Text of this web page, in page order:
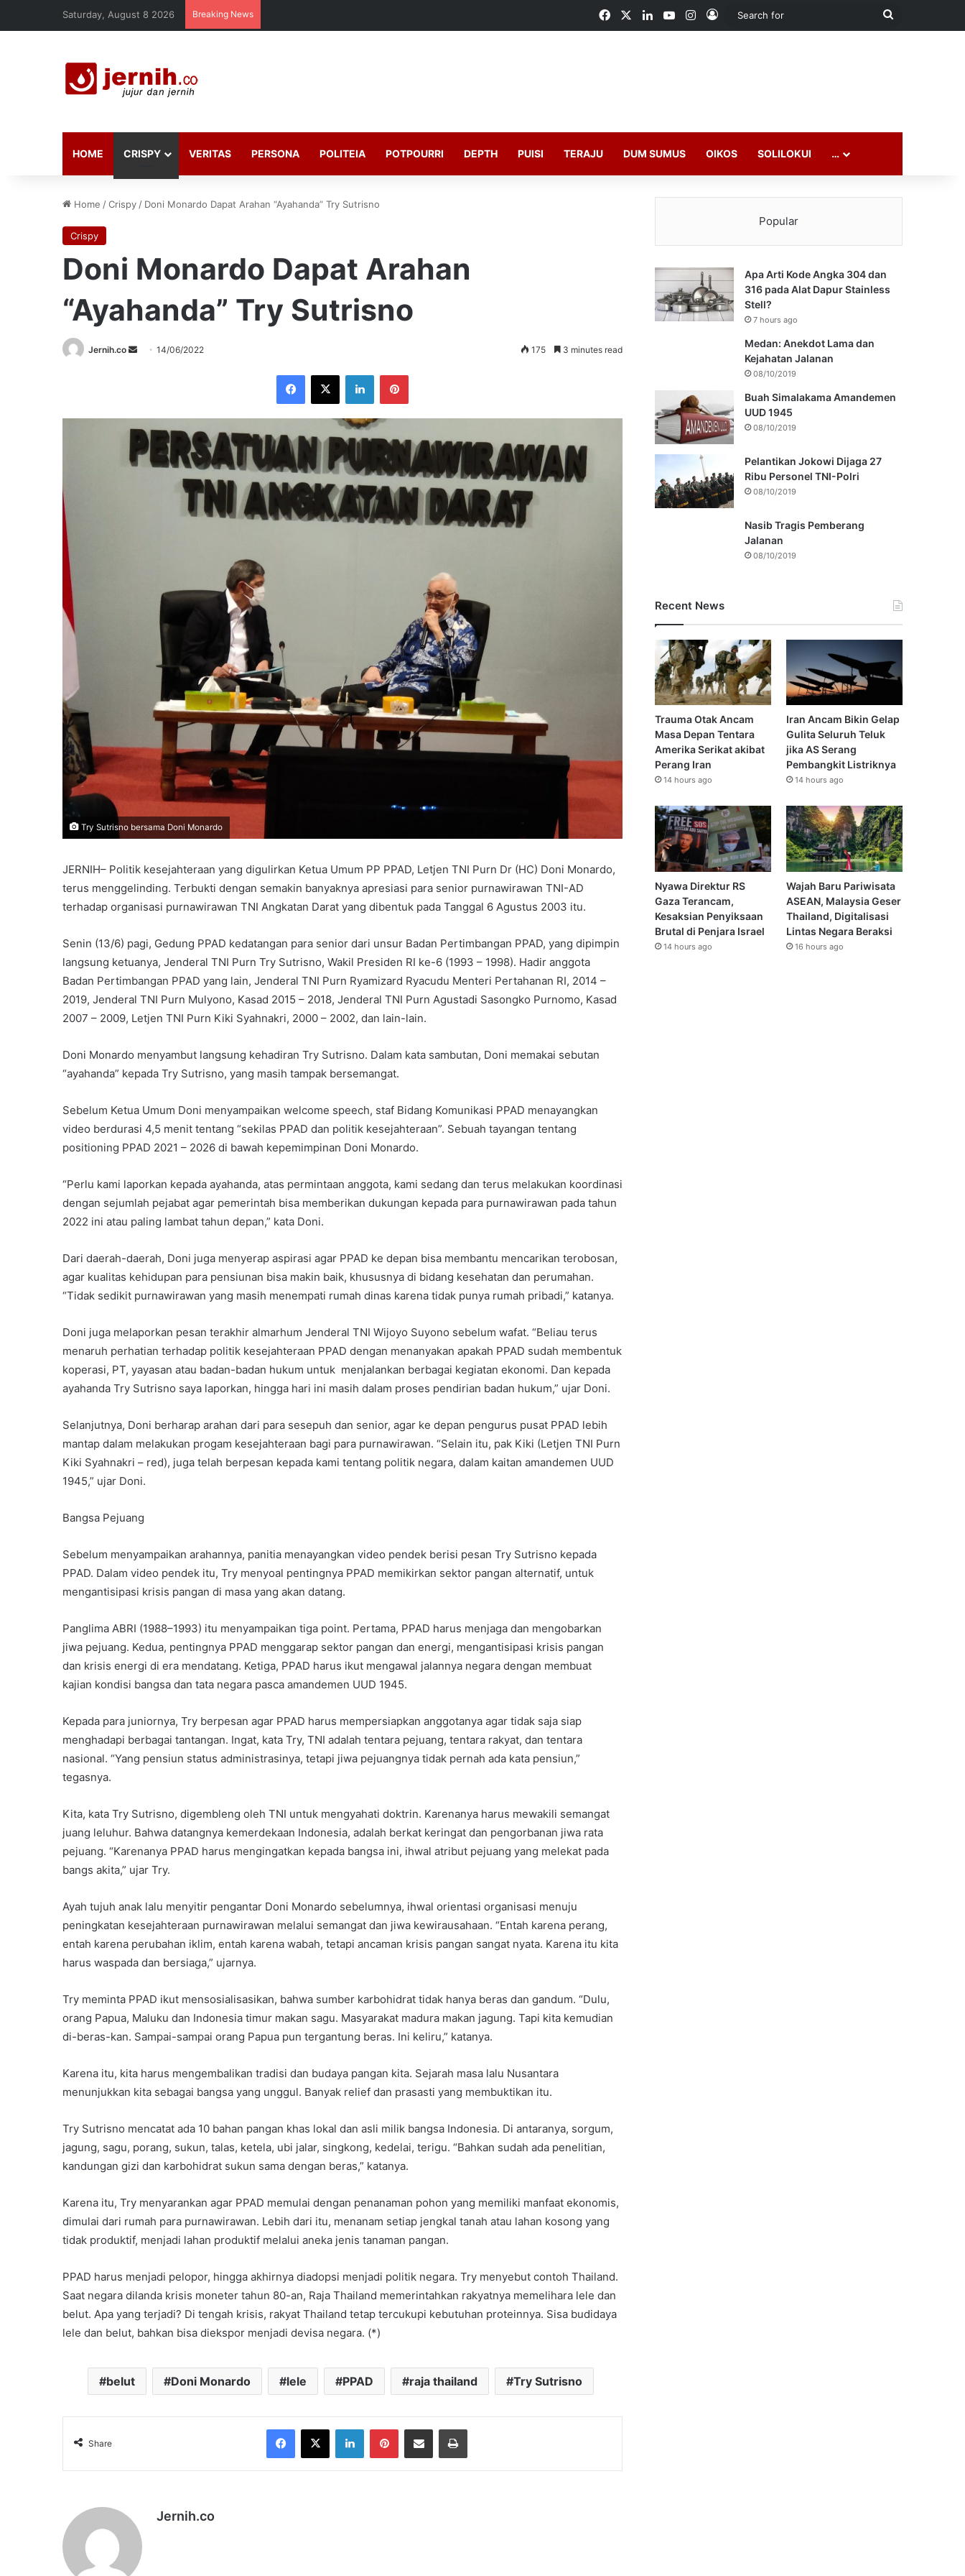
Saturday, August 8 2026 Breaking News FacebookLinkedInYouTubeInstagram
Log In
Search
HOME CRISPY VERITAS PERSONA POLITEIA POTPOURRI DEPTH PUISI TERAJU DUM SUMUS OIKOS SOLILOKUI …
Home /Crispy / Doni Monardo Dapat Arahan “Ayahanda” Try Sutrisno
Crispy
Doni Monardo Dapat Arahan
“Ayahanda” Try Sutrisno
Jernih.co
Send14/06/2022 175 3 minutes read
Facebook
X LinkedInPinterest
Try Sutrisno bersama Doni Monardo
JERNIH– Politik kesejahteraan yang digulirkan Ketua Umum PP PPAD, Letjen TNI Purn Dr (HC) Doni Monardo,
terus menggelinding. Terbukti dengan semakin banyaknya apresiasi para senior purnawirawan TNI-AD
terhadap organisasi purnawirawan TNI Angkatan Darat yang dibentuk pada Tanggal 6 Agustus 2003 itu.
Senin (13/6) pagi, Gedung PPAD kedatangan para senior dari unsur Badan Pertimbangan PPAD, yang dipimpin
langsung ketuanya, Jenderal TNI Purn Try Sutrisno, Wakil Presiden RI ke-6 (1993 – 1998). Hadir anggota
Badan Pertimbangan PPAD yang lain, Jenderal TNI Purn Ryamizard Ryacudu Menteri Pertahanan RI, 2014 –
2019, Jenderal TNI Purn Mulyono, Kasad 2015 – 2018, Jenderal TNI Purn Agustadi Sasongko Purnomo, Kasad
2007 – 2009, Letjen TNI Purn Kiki Syahnakri, 2000 – 2002, dan lain-lain.
Doni Monardo menyambut langsung kehadiran Try Sutrisno. Dalam kata sambutan, Doni memakai sebutan
“ayahanda” kepada Try Sutrisno, yang masih tampak bersemangat.
Sebelum Ketua Umum Doni menyampaikan welcome speech, staf Bidang Komunikasi PPAD menayangkan
video berdurasi 4,5 menit tentang “sekilas PPAD dan politik kesejahteraan”. Sebuah tayangan tentang
positioning PPAD 2021 – 2026 di bawah kepemimpinan Doni Monardo.
“Perlu kami laporkan kepada ayahanda, atas permintaan anggota, kami sedang dan terus melakukan koordinasi
dengan sejumlah pejabat agar pemerintah bisa memberikan dukungan kepada para purnawirawan pada tahun
2022 ini atau paling lambat tahun depan,” kata Doni.
Dari daerah-daerah, Doni juga menyerap aspirasi agar PPAD ke depan bisa membantu mencarikan terobosan,
agar kualitas kehidupan para pensiunan bisa makin baik, khususnya di bidang kesehatan dan perumahan.
“Tidak sedikit purnawirawan yang masih menempati rumah dinas karena tidak punya rumah pribadi,” katanya.
Doni juga melaporkan pesan terakhir almarhum Jenderal TNI Wijoyo Suyono sebelum wafat. “Beliau terus
menaruh perhatian terhadap politik kesejahteraan PPAD dengan menanyakan apakah PPAD sudah membentuk
koperasi, PT, yayasan atau badan-badan hukum untuk menjalankan berbagai kegiatan ekonomi. Dan kepada
ayahanda Try Sutrisno saya laporkan, hingga hari ini masih dalam proses pendirian badan hukum,” ujar Doni.
Selanjutnya, Doni berharap arahan dari para sesepuh dan senior, agar ke depan pengurus pusat PPAD lebih
mantap dalam melakukan progam kesejahteraan bagi para purnawirawan. “Selain itu, pak Kiki (Letjen TNI Purn
Kiki Syahnakri – red), juga telah berpesan kepada kami tentang politik negara, dalam kaitan amandemen UUD
1945,” ujar Doni.
Bangsa Pejuang
Sebelum menyampaikan arahannya, panitia menayangkan video pendek berisi pesan Try Sutrisno kepada
PPAD. Dalam video pendek itu, Try menyoal pentingnya PPAD memikirkan sektor pangan alternatif, untuk
mengantisipasi krisis pangan di masa yang akan datang.
Panglima ABRI (1988–1993) itu menyampaikan tiga point. Pertama, PPAD harus menjaga dan mengobarkan
jiwa pejuang. Kedua, pentingnya PPAD menggarap sektor pangan dan energi, mengantisipasi krisis pangan
dan krisis energi di era mendatang. Ketiga, PPAD harus ikut mengawal jalannya negara dengan membuat
kajian kondisi bangsa dan tata negara pasca amandemen UUD 1945.
Kepada para juniornya, Try berpesan agar PPAD harus mempersiapkan anggotanya agar tidak saja siap
menghadapi berbagai tantangan. Ingat, kata Try, TNI adalah tentara pejuang, tentara rakyat, dan tentara
nasional. “Yang pensiun status administrasinya, tetapi jiwa pejuangnya tidak pernah ada kata pensiun,”
tegasnya.
Kita, kata Try Sutrisno, digembleng oleh TNI untuk mengyahati doktrin. Karenanya harus mewakili semangat
juang leluhur. Bahwa datangnya kemerdekaan Indonesia, adalah berkat keringat dan pengorbanan jiwa rata
pejuang. “Karenanya PPAD harus mengingatkan kepada bangsa ini, ihwal atribut pejuang yang melekat pada
bangs akita,” ujar Try.
Ayah tujuh anak lalu menyitir pengantar Doni Monardo sebelumnya, ihwal orientasi organisasi menuju
peningkatan kesejahteraan purnawirawan melalui semangat dan jiwa kewirausahaan. “Entah karena perang,
entah karena perubahan iklim, entah karena wabah, tetapi ancaman krisis pangan sangat nyata. Karena itu kita
harus waspada dan bersiaga,” ujarnya.
Try meminta PPAD ikut mensosialisasikan, bahwa sumber karbohidrat tidak hanya beras dan gandum. “Dulu,
orang Papua, Maluku dan Indonesia timur makan sagu. Masyarakat madura makan jagung. Tapi kita kemudian
di-beras-kan. Sampai-sampai orang Papua pun tergantung beras. Ini keliru,” katanya.
Karena itu, kita harus mengembalikan tradisi dan budaya pangan kita. Sejarah masa lalu Nusantara
menunjukkan kita sebagai bangsa yang unggul. Banyak relief dan prasasti yang membuktikan itu.
Try Sutrisno mencatat ada 10 bahan pangan khas lokal dan asli milik bangsa Indonesia. Di antaranya, sorgum,
jagung, sagu, porang, sukun, talas, ketela, ubi jalar, singkong, kedelai, terigu. “Bahkan sudah ada penelitian,
kandungan gizi dan karbohidrat sukun sama dengan beras,” katanya.
Karena itu, Try menyarankan agar PPAD memulai dengan penanaman pohon yang memiliki manfaat ekonomis,
dimulai dari rumah para purnawirawan. Lebih dari itu, menanam setiap jengkal tanah atau lahan kosong yang
tidak produktif, menjadi lahan produktif melalui aneka jenis tanaman pangan.
PPAD harus menjadi pelopor, hingga akhirnya diadopsi menjadi politik negara. Try menyebut contoh Thailand.
Saat negara dilanda krisis moneter tahun 80-an, Raja Thailand memerintahkan rakyatnya memelihara lele dan
belut. Apa yang terjadi? Di tengah krisis, rakyat Thailand tetap tercukupi kebutuhan proteinnya. Sisa budidaya
lele dan belut, bahkan bisa diekspor menjadi devisa negara. (*)
belut Doni Monardo lele PPAD raja thailand Try Sutrisno
Share
Facebook
X LinkedInPinterestShare via Email Print
Jernih.co
Popular
Apa Arti Kode Angka 304 dan
316 pada Alat Dapur Stainless
Stell?
7 hours ago
Medan: Anekdot Lama dan
Kejahatan Jalanan
08/10/2019
Buah Simalakama Amandemen
UUD 1945
08/10/2019
Pelantikan Jokowi Dijaga 27
Ribu Personel TNI-Polri
08/10/2019
Nasib Tragis Pemberang
Jalanan
08/10/2019
Recent News
Trauma Otak Ancam
Masa Depan Tentara
Amerika Serikat akibat
Perang Iran
14 hours ago
Iran Ancam Bikin Gelap
Gulita Seluruh Teluk
jika AS Serang
Pembangkit Listriknya
14 hours ago
Nyawa Direktur RS
Gaza Terancam,
Kesaksian Penyiksaan
Brutal di Penjara Israel
14 hours ago
Wajah Baru Pariwisata
ASEAN, Malaysia Geser
Thailand, Digitalisasi
Lintas Negara Beraksi
16 hours ago